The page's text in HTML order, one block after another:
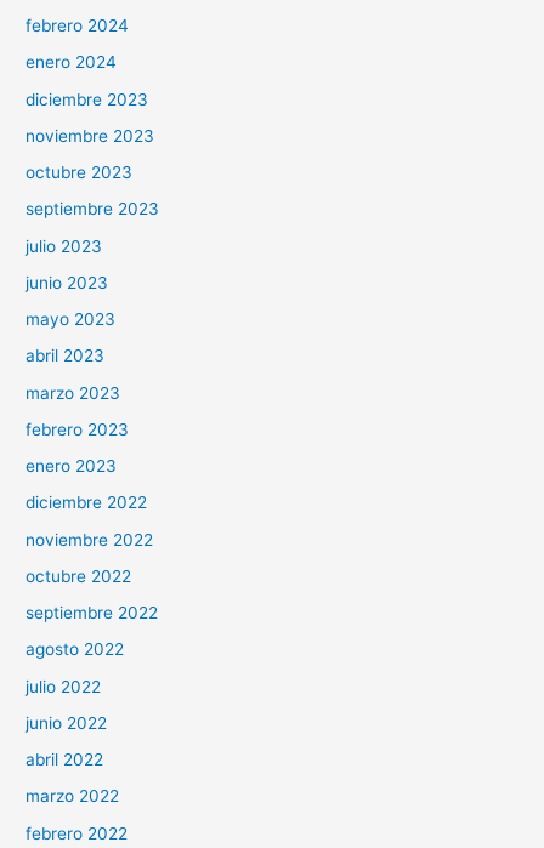
febrero 2024
enero 2024
diciembre 2023
noviembre 2023
octubre 2023
septiembre 2023
julio 2023
junio 2023
mayo 2023
abril 2023
marzo 2023
febrero 2023
enero 2023
diciembre 2022
noviembre 2022
octubre 2022
septiembre 2022
agosto 2022
julio 2022
junio 2022
abril 2022
marzo 2022
febrero 2022